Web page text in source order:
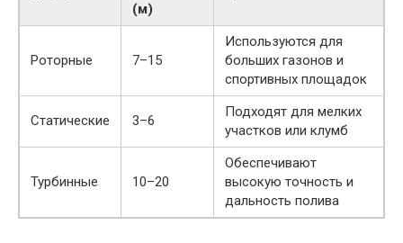
(м)
Роторные 7–15
Используются для
больших газонов и
спортивных площадок
Статические 3–6
Подходят для мелких
участков или клумб
Турбинные 10–20
Обеспечивают
высокую точность и
дальность полива